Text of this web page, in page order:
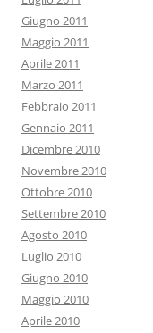
Giugno 2011
Maggio 2011
Aprile 2011
Marzo 2011
Febbraio 2011
Gennaio 2011
Dicembre 2010
Novembre 2010
Ottobre 2010
Settembre 2010
Agosto 2010
Luglio 2010
Giugno 2010
Maggio 2010
Aprile 2010